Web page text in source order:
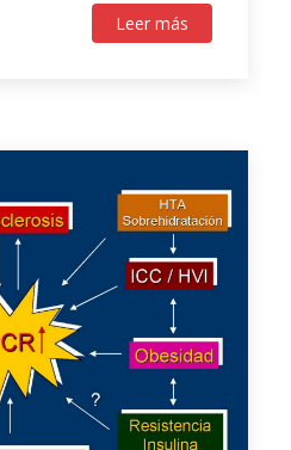
Leer más